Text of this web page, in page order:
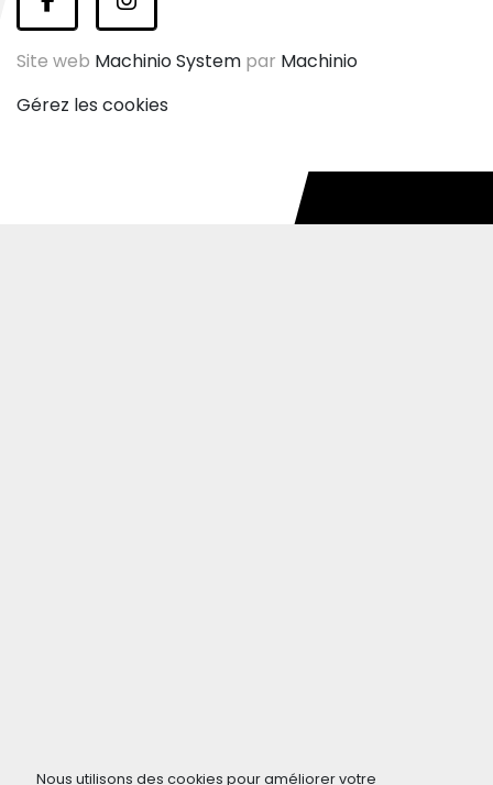
Nous utilisons des cookies pour améliorer votre
facebookinstagram
Site web Machinio System par Machinio
Gérez les cookies